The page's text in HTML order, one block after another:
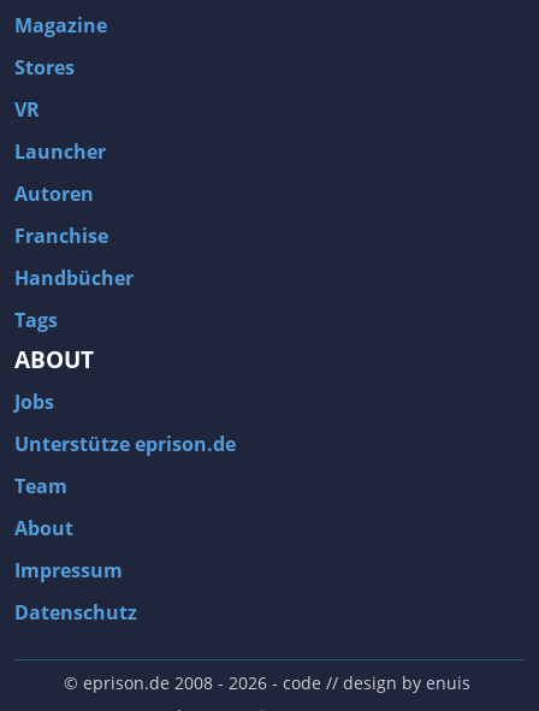
Magazine
Stores
VR
Launcher
Autoren
Franchise
Handbücher
Tags
ABOUT
Jobs
Unterstütze eprison.de
Team
About
Impressum
Datenschutz
© eprison.de 2008 - 2026- code // design by enuis